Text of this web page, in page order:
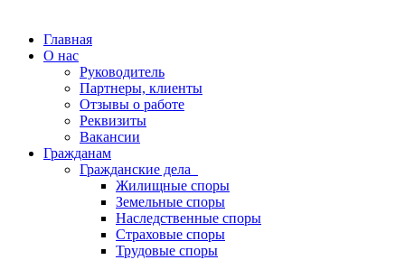
Главная
О нас
Руководитель
Партнеры, клиенты
Отзывы о работе
Реквизиты
Вакансии
Гражданам
Гражданские дела
Жилищные споры
Земельные споры
Наследственные споры
Страховые споры
Трудовые споры